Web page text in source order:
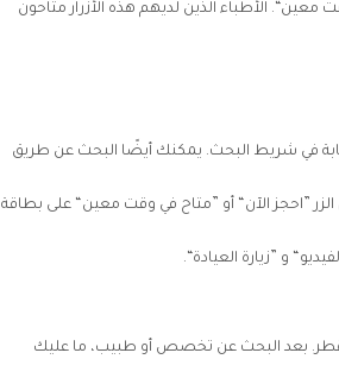
الأطباء الذين لديهم هذه الأزرار متاحون
في شريط البحث. يمكنك أيضًا البحث عن طريق
”احجز الآن“ أو ”متاح في وقت معين“ على بطاقة
بعد البحث عن تخصص أو طبيب، ما عليك